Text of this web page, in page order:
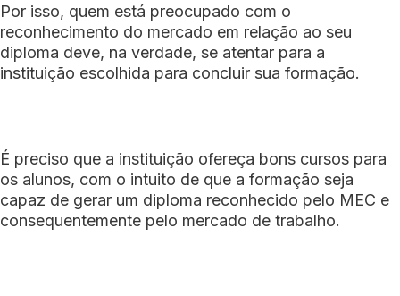
Por isso, quem está preocupado com o
reconhecimento do mercado em relação ao seu
diploma deve, na verdade, se atentar para a
instituição escolhida para concluir sua formação.
É preciso que a instituição ofereça bons cursos para
os alunos, com o intuito de que a formação seja
capaz de gerar um diploma reconhecido pelo MEC e
consequentemente pelo mercado de trabalho.